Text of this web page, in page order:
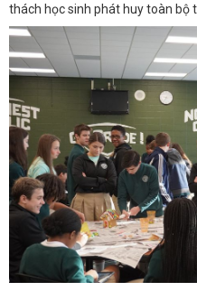
thách học sinh phát huy toàn bộ